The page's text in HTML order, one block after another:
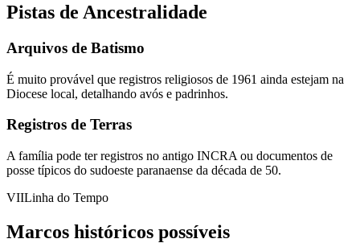
Pistas de Ancestralidade
Arquivos de Batismo
É muito provável que registros religiosos de 1961 ainda estejam na
Diocese local, detalhando avós e padrinhos.
Registros de Terras
A família pode ter registros no antigo INCRA ou documentos de
posse típicos do sudoeste paranaense da década de 50.
VIILinha do Tempo
Marcos históricos possíveis